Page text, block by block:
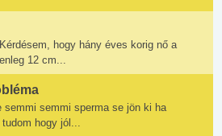
hogy hány éves korig nő a
12 cm...
semmi semmi sperma se jön ki ha
hogy jól...